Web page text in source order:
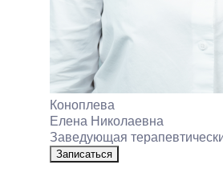
Коноплева
Елена Николаевна
Заведующая
Записаться